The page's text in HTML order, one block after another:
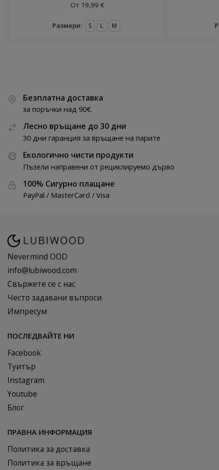
От 19,99€
Размери: S L M
Безплатна доставка
за поръчки над 90€.
Лесно връщане до 30 дни
30 дни гаранция за връщане на парите
Екологично чисти продукти
Пъзели направени от рециклируемо дърво
100% Сигурно плащане
PayPal / MasterCard / Visa
Nevermind OOD
info@lubiwood.com
Свържете се с нас
Често задавани въпроси
Импресум
ПОСЛЕДВАЙТЕ НИ
Facebook
Туитър
Instagram
Youtube
Блог
ПРАВНА ИНФОРМАЦИЯ
Политика за доставка
Политика за връщане